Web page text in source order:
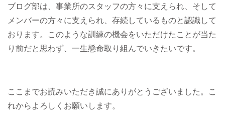
ブログ部は、事業所のスタッフの方々に支えられ、そして
メンバーの方々に支えられ、存続しているものと認識して
おります。このような訓練の機会をいただけたことが当た
り前だと思わず、一生懸命取り組んでいきたいです。
ここまでお読みいただき誠にありがとうございました。こ
れからよろしくお願いします。